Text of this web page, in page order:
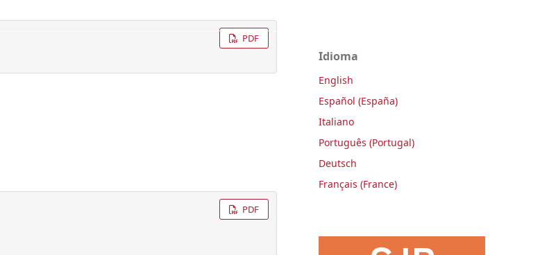
PDF
PDF
Idioma
English
Español (España)
Italiano
Português (Portugal)
Deutsch
Français (France)